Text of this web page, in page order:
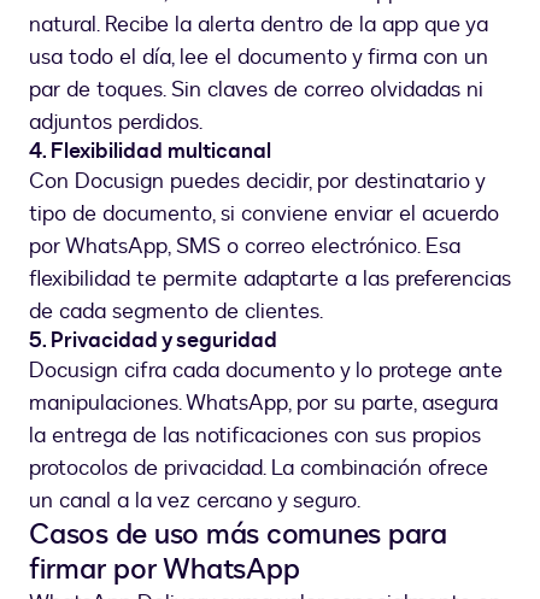
natural. Recibe la alerta dentro de la app que ya
usa todo el día, lee el documento y firma con un
par de toques. Sin claves de correo olvidadas ni
adjuntos perdidos.
4. Flexibilidad multicanal
Con Docusign puedes decidir, por destinatario y
tipo de documento, si conviene enviar el acuerdo
por WhatsApp, SMS o correo electrónico. Esa
flexibilidad te permite adaptarte a las preferencias
de cada segmento de clientes.
5. Privacidad y seguridad
Docusign cifra cada documento y lo protege ante
manipulaciones. WhatsApp, por su parte, asegura
la entrega de las notificaciones con sus propios
protocolos de privacidad. La combinación ofrece
un canal a la vez cercano y seguro.
Casos de uso más comunes para
firmar por WhatsApp